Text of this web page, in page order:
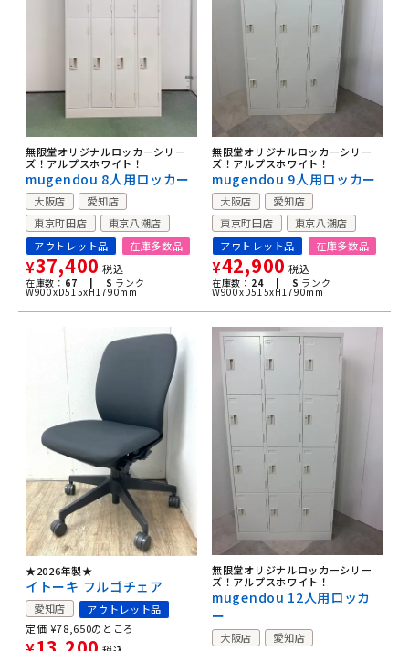
無限堂オリジナルロッカーシリー
ズ！アルプスホワイト！
mugendou 8人用ロッカー
大阪店
愛知店
東京町田店
東京八潮店
アウトレット品
在庫多数品
¥37,400 税込
在庫数： 67 | S ランク
W900xD515xH1790mm
無限堂オリジナルロッカーシリー
ズ！アルプスホワイト！
mugendou 9人用ロッカー
大阪店
愛知店
東京町田店
東京八潮店
アウトレット品
在庫多数品
¥42,900 税込
在庫数： 24 | S ランク
W900xD515xH1790mm
★2026年製★
イトーキ フルゴチェア
愛知店
アウトレット品
定価 ¥78,650のところ
無限堂オリジナルロッカーシリー
ズ！アルプスホワイト！
mugendou 12人用ロッカ
ー
大阪店 愛知店